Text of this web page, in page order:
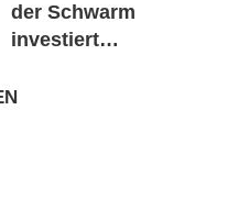
der Schwarm
investiert…